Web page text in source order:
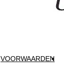
VOORWAARDEN